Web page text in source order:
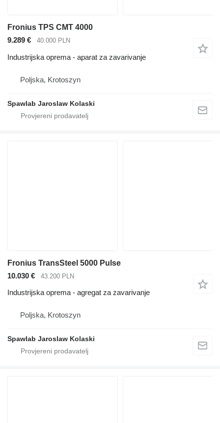
Fronius TPS CMT 4000
9.289 €
40.000 PLN
Industrijska oprema - aparat za zavarivanje
Poljska, Krotoszyn
Spawlab Jaroslaw Kolaski
Fronius TransSteel 5000 Pulse
10.030 €
43.200 PLN
Industrijska oprema - agregat za zavarivanje
Poljska, Krotoszyn
Spawlab Jaroslaw Kolaski